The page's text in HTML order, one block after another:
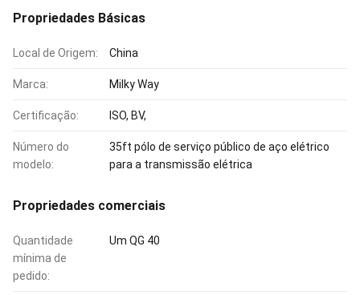
Propriedades Básicas
Local de Origem: China
Marca: Milky Way
Certificação: ISO, BV,
Número do
modelo:
35ft pólo de serviço público de aço elétrico
para a transmissão elétrica
Propriedades comerciais
Quantidade
mínima de
pedido:
Um QG 40